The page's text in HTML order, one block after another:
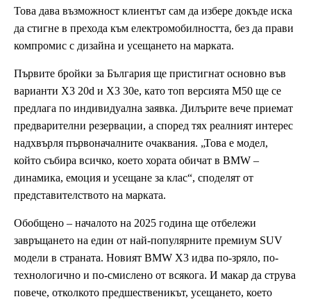
Това дава възможност клиентът сам да избере докъде иска
да стигне в прехода към електромобилността, без да прави
компромис с дизайна и усещането на марката.
Първите бройки за България ще пристигнат основно във
варианти X3 20d и X3 30e, като топ версията M50 ще се
предлага по индивидуална заявка. Дилърите вече приемат
предварителни резервации, а според тях реалният интерес
надхвърля първоначалните очаквания. „Това е модел,
който събира всичко, което хората обичат в BMW –
динамика, емоция и усещане за клас“, споделят от
представителството на марката.
Обобщено – началото на 2025 година ще отбележи
завръщането на един от най-популярните премиум SUV
модели в страната. Новият BMW X3 идва по-зряло, по-
технологично и по-смислено от всякога. И макар да струва
повече, отколкото предшественикът, усещането, което